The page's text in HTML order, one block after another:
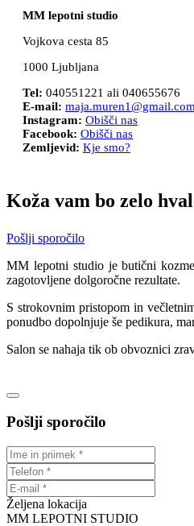
MM lepotni studio
Vojkova cesta 85
1000 Ljubljana
Tel: 040551221 ali 040655676
E-mail: maja.muren1@gmail.com
Instagram: Obišči nas
Facebook: Obišči nas
Zemljevid: Kje smo?
Koža vam bo zelo
Pošlji sporočilo
MM lepotni studio je butični
zagotovljene dolgoročne rezultate.
S strokovnim pristopom in
ponudbo dopolnjuje še pedikura,
Salon se nahaja tik ob obvoznici
Pošlji sporočilo
Željena lokacija
MM LEPOTNI STUDIO